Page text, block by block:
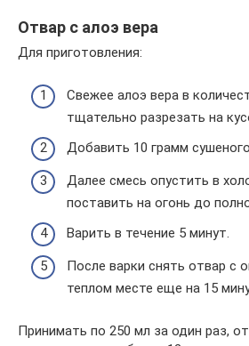
Отвар с алоэ вера
Для приготовления:
Свежее алоэ вера в
тщательно разрезать на
Добавить 10 грамм
Далее смесь опустить в
поставить на огонь до
Варить в течение 5 минут.
После варки снять отвар с
теплом месте еще на 15
Принимать по 250 мл за один раз,